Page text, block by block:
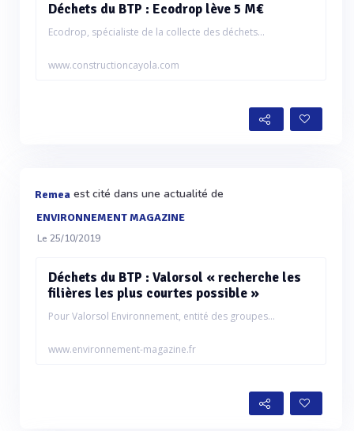
Déchets du BTP : Ecodrop lève 5 M€
Ecodrop, spécialiste de la collecte des déchets...
www.constructioncayola.com
Remea est cité dans une actualité de
ENVIRONNEMENT MAGAZINE
Le 25/10/2019
Déchets du BTP : Valorsol « recherche les
filières les plus courtes possible »
Pour Valorsol Environnement, entité des groupes...
www.environnement-magazine.fr